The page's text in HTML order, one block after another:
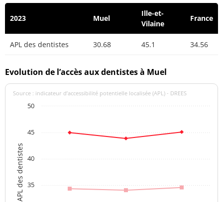
2023 Muel
Ille-et-
Vilaine
France
APL des dentistes 30.68 45.1 34.56
Evolution de l’accès aux dentistes à Muel
APL des dentistes
Source : indicateur d’accessibilité potentielle localisée (APL) - DREES
35
40
45
50